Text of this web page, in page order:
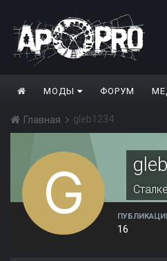
МОДЫ ФОРУМ
Главная gleb1234
16